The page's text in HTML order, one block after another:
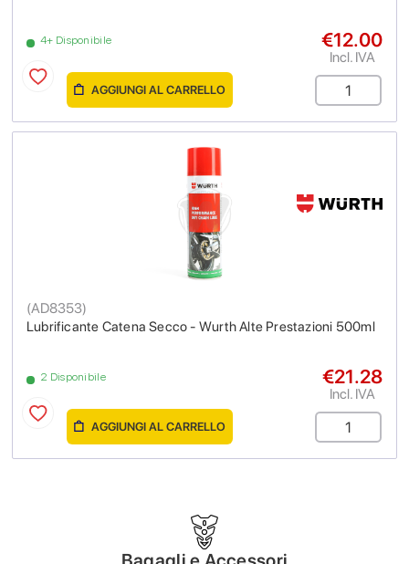
4+ Disponibile €12.00
Incl. IVA
AGGIUNGI AL CARRELLO
Lubrificante Catena Secco - Wurth Alte Prestazioni 500ml
(AD8353)
2 Disponibile €21.28
Incl. IVA
AGGIUNGI AL CARRELLO